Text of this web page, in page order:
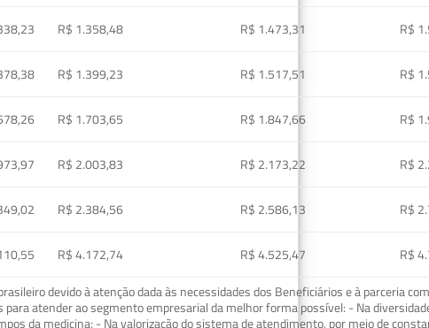
R$ 1.358,48 R$ 1.473,31
R$
R$ 1.399,23 R$ 1.517,51
R$
R$ 1.703,65 R$ 1.847,66
R$
R$ 2.003,83 R$ 2.173,22
R$
R$ 2.384,56 R$ 2.586,13
R$
R$ 4.172,74 R$ 4.525,47
R$
devido à atenção dada às necessidades dos Beneficiários e à parceria
atender ao segmento empresarial da melhor forma possível: - Na
da medicina; - Na valorização do sistema de atendimento, por meio de